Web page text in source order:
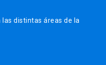
distintas áreas de la